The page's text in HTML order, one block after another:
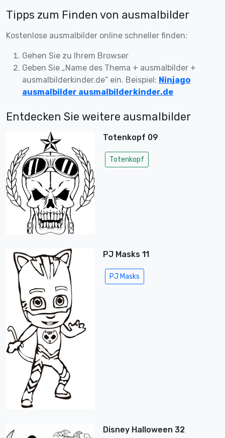
Tipps zum Finden von ausmalbilder
Kostenlose ausmalbilder online schneller finden:
Gehen Sie zu Ihrem Browser
Geben Sie „Name des Thema + ausmalbilder +
ausmalbilderkinder.de“ ein. Beispiel: Ninjago
ausmalbilder ausmalbilderkinder.de
Entdecken Sie weitere ausmalbilder
Totenkopf 09
Totenkopf
PJ Masks 11
PJ Masks
Disney Halloween 32